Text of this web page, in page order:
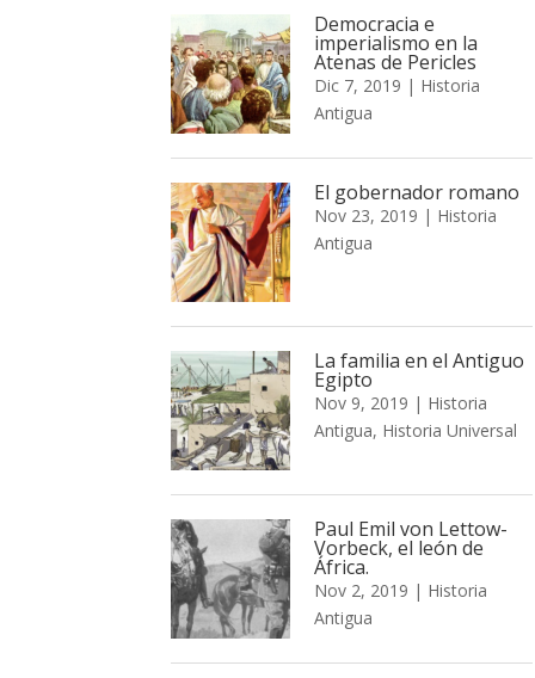
Democracia e
imperialismo en la
Atenas de Pericles
Dic 7, 2019 | Historia
Antigua
El gobernador romano
Nov 23, 2019 | Historia
Antigua
La familia en el Antiguo
Egipto
Nov 9, 2019 | Historia
Antigua, Historia Universal
Paul Emil von Lettow-
Vorbeck, el león de
África.
Nov 2, 2019 | Historia
Antigua